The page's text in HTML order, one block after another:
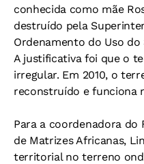
conhecida como mãe
destruído pela
Ordenamento do Uso
A justificativa foi que o
irregular. Em 2010, o
reconstruído e funciona
Para a coordenadora do
de Matrizes Africanas,
territorial no terreno